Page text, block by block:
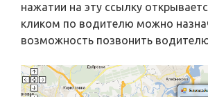
нажатии на эту ссылку
кликом по водителю можно
возможность позвонить